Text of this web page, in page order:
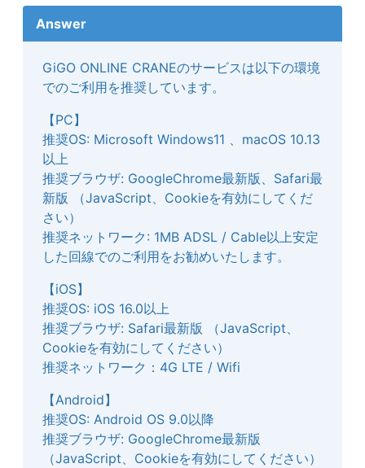
Answer
GiGO ONLINE CRANEのサービスは以下の環境
でのご利用を推奨しています。
【PC】
推奨OS: Microsoft Windows11 、macOS 10.13
以上
推奨ブラウザ: GoogleChrome最新版、Safari最
新版 （JavaScript、Cookieを有効にしてくだ
さい）
推奨ネットワーク: 1MB ADSL / Cable以上安定
した回線でのご利用をお勧めいたします。
【iOS】
推奨OS: iOS 16.0以上
推奨ブラウザ: Safari最新版 （JavaScript、
Cookieを有効にしてください）
推奨ネットワーク：4G LTE / Wifi
【Android】
推奨OS: Android OS 9.0以降
推奨ブラウザ: GoogleChrome最新版
（JavaScript、Cookieを有効にしてください）